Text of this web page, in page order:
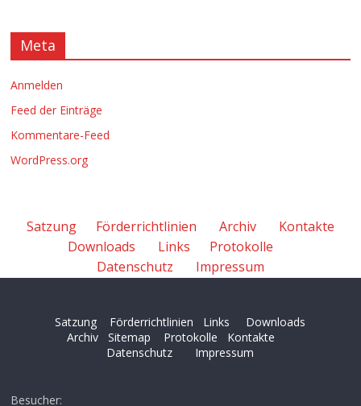
Meta
Anmelden
Feed der Einträge
Kommentare-Feed
WordPress.org
Satzung Förderrichtlinien Archiv
Kontakte
Downloads
Links
Protokolle
Datenschutz
Impressum
Satzung Förderrichtlinien Links
Downloads
Archiv
Sitemap Protokolle
Kontakte
Datenschutz
Impressum
Besucher: